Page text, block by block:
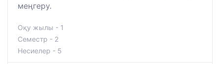
меңгеру.
Оқу жылы - 1
Семестр - 2
Несиелер - 5